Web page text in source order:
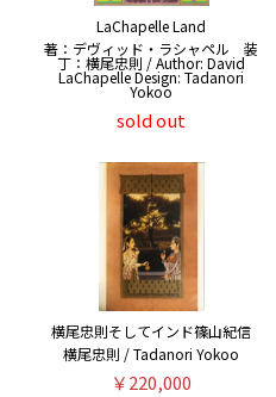
LaChapelle Land
著：デヴィッド・ラシャペル 装
丁：横尾忠則 / Author: David
LaChapelle Design: Tadanori
Yokoo
sold out
横尾忠則そしてインド篠山紀信
横尾忠則 / Tadanori Yokoo
￥220,000